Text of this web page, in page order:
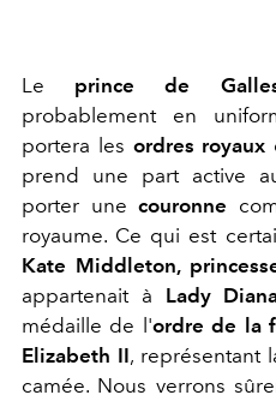
Le prince de
probablement en
portera les ordres royaux
prend une part active
porter unecouronne
royaume. Ce qui est
Kate Middleton,
appartenait à Lady
médaille de l'ordre de la
Elizabeth II, représentant
camée. Nous verrons